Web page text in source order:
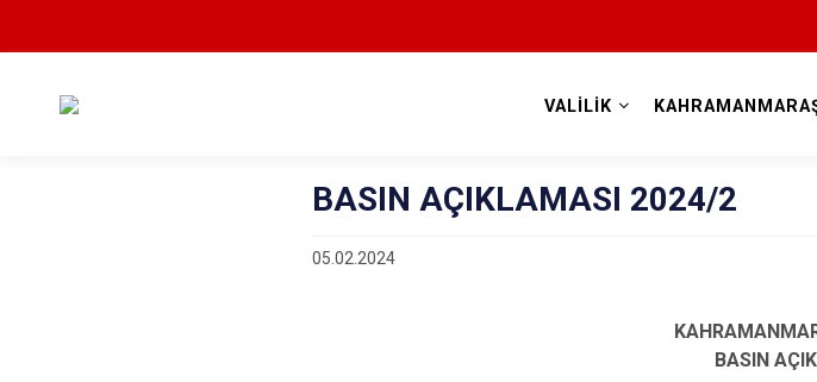
VALİLİK
BASIN AÇIKLAMASI 2024/2
05.02.2024
BASIN